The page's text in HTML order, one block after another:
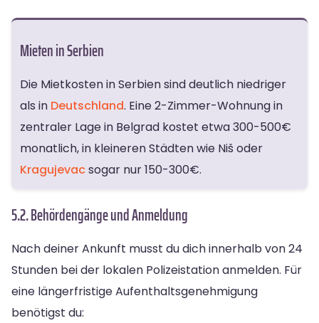
Mieten in Serbien
Die Mietkosten in Serbien sind deutlich niedriger
als in Deutschland. Eine 2-Zimmer-Wohnung in
zentraler Lage in Belgrad kostet etwa 300-500€
monatlich, in kleineren Städten wie Niš oder
Kragujevacsogar nur 150-300€.
5.2. Behördengänge und Anmeldung
Nach deiner Ankunft musst du dich innerhalb von 24
Stunden bei der lokalen Polizeistation anmelden. Für
eine längerfristige Aufenthaltsgenehmigung
benötigst du: